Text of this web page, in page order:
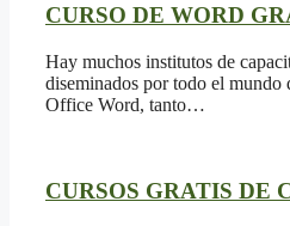
CURSO DE WORD
Hay muchos institutos de
diseminados por todo el
Office Word, tanto…
CURSOS GRATIS DE